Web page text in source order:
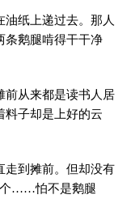
纸上递过去。那人
条鹅腿啃得干干净
前从来都是读书人居
料子却是上好的云
走到摊前。但却没有
个……怕不是鹅腿